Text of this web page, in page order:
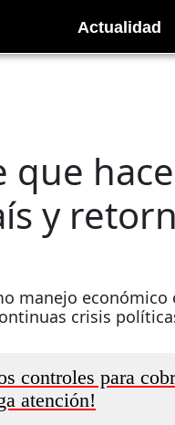
Actualidad
que
y
manejo económico
crisis
controles para
atención!